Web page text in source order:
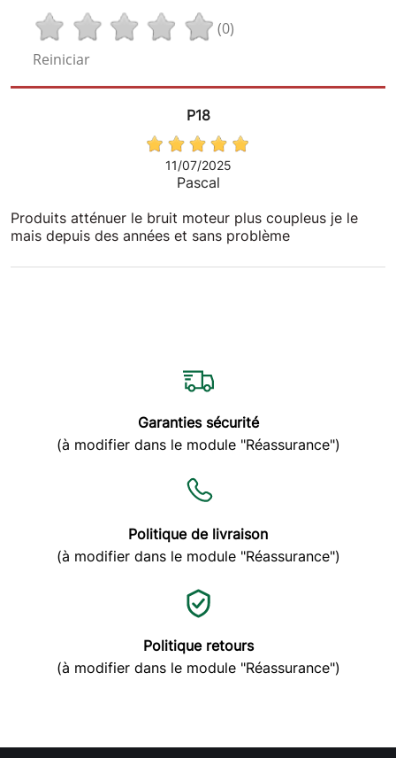
(0)
Reiniciar
P18
11/07/2025
Pascal
Produits atténuer le bruit moteur plus coupleus je le
mais depuis des années et sans problème
mais depuis des années et sans problème
p18
24/11/2024
knight35
boite de vitesse ,huile moteur , motoculture 2 et 4
temps et même en complément de l'huile chaine pour
tronçonneuse .le p18 convient parfaitement à mon
5008 bluehdi peugeot et à ma 208 puretech 1.2 surtout
avec un dosage un peu plus haut en % pour éviter la
Garanties sécurité
(à modifier dans le module "Réassurance")
Politique de livraison
(à modifier dans le module "Réassurance")
Politique retours
(à modifier dans le module "Réassurance")